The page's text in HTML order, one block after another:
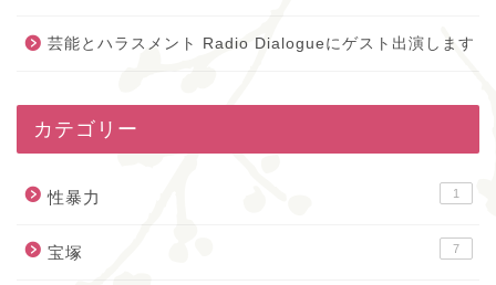
芸能とハラスメント Radio Dialogueにゲスト出演します
カテゴリー
性暴力 1
宝塚 7